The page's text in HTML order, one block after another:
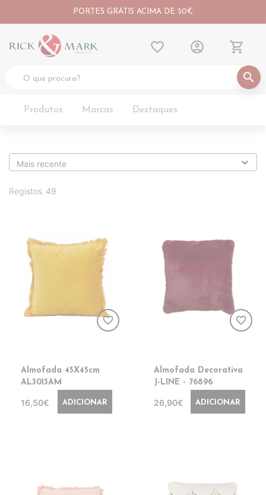
PORTES GRÁTIS ACIMA DE 50€
search
favorite_border account_circle shopping_cart
Produtos Marcas Destaques
Registos 49
favorite_border
Almofada 45X45cm
AL3013AM
16,50€ ADICIONAR
favorite_border
Almofada Decorativa
J-LINE - 76896
26,90€ ADICIONAR